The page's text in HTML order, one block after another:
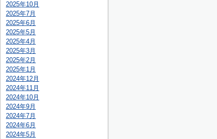
2025年10月
2025年7月
2025年6月
2025年5月
2025年4月
2025年3月
2025年2月
2025年1月
2024年12月
2024年11月
2024年10月
2024年9月
2024年7月
2024年6月
2024年5月